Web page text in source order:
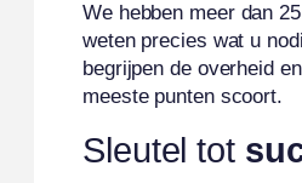
We hebben meer dan
weten precies wat u
begrijpen de overheid
meeste punten scoort.
Sleutel tot